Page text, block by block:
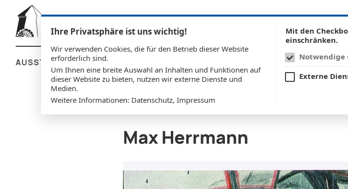
AUSSTELLUNGEN KUNSTREISEN
Max Herrmann
Ihre Privatsphäre ist uns wichtig!
Wir verwenden Cookies, die für den Betrieb dieser Website
erforderlich sind.
Um Ihnen eine breite Auswahl an Inhalten und Funktionen auf
dieser Website zu bieten, nutzen wir externe Dienste und
Medien.
Weitere Informationen: Datenschutz, Impressum
Mit den
einschränken.
Notwendige
Externe